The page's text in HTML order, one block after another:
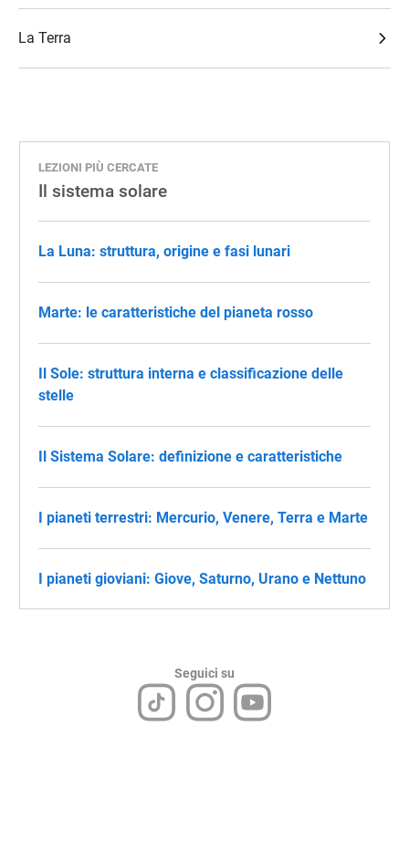
La Terra
LEZIONI PIÙ CERCATE
Il sistema solare
La Luna: struttura, origine e fasi lunari
Marte: le caratteristiche del pianeta rosso
Il Sole: struttura interna e classificazione delle
stelle
Il Sistema Solare: definizione e caratteristiche
I pianeti terrestri: Mercurio, Venere, Terra e Marte
I pianeti gioviani: Giove, Saturno, Urano e Nettuno
Seguici su